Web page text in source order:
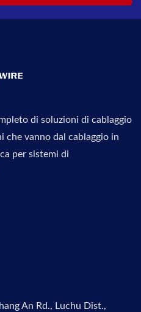
di soluzioni di cablaggio
vanno dal cablaggio in
per sistemi di
An Rd., Luchu Dist.,